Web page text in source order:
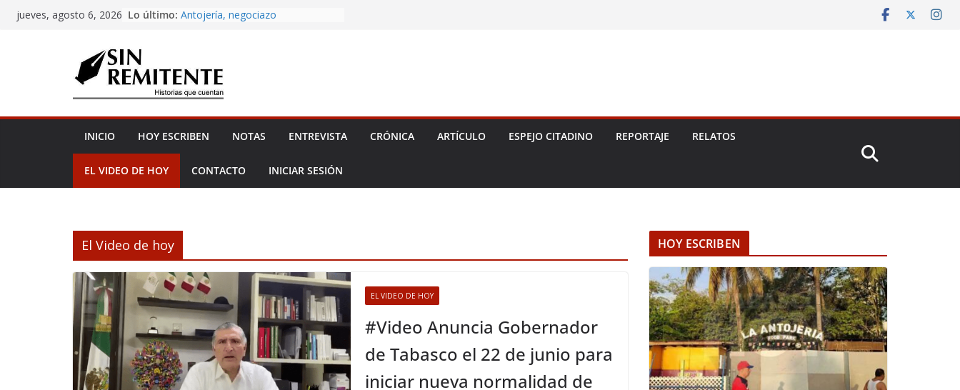
Skipjueves, agosto 6, 2026 Lo último: Antojería, negociazo
INICIO HOY ESCRIBEN NOTAS ENTREVISTA CRÓNICA ARTÍCULO ESPEJO CITADINO REPORTAJE RELATOS
EL VIDEO DE HOY CONTACTO INICIAR SESIÓN
El Video de hoy
EL VIDEO DE HOY
#Video Anuncia Gobernador
de Tabasco el 22 de junio para
iniciar nueva normalidad de
HOY ESCRIBEN